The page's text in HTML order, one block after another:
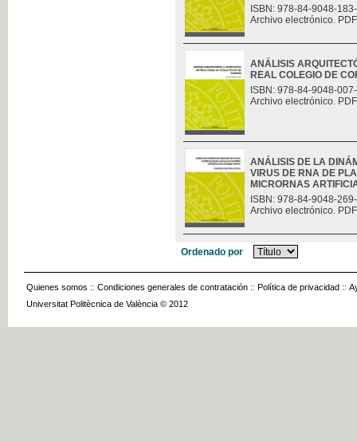
ISBN: 978-84-9048-
Archivo electrónico.
ANÁLISIS
REAL COLEGIO DE
ISBN: 978-84-9048-
Archivo electrónico.
ANÁLISIS DE LA
VIRUS DE RNA DE
MICRORNAS
ISBN: 978-84-9048-
Archivo electrónico.
Ordenado por
Quienes somos :: Condiciones generales de contratación :: Política de privacidad ::
Universitat Politècnica de València © 2012